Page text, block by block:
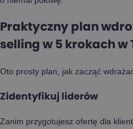
Praktyczny plan
selling w 5 krokach w
Oto prosty plan, jak zacząć
Zidentyfikuj liderów
Zanim przygotujesz ofertę dla